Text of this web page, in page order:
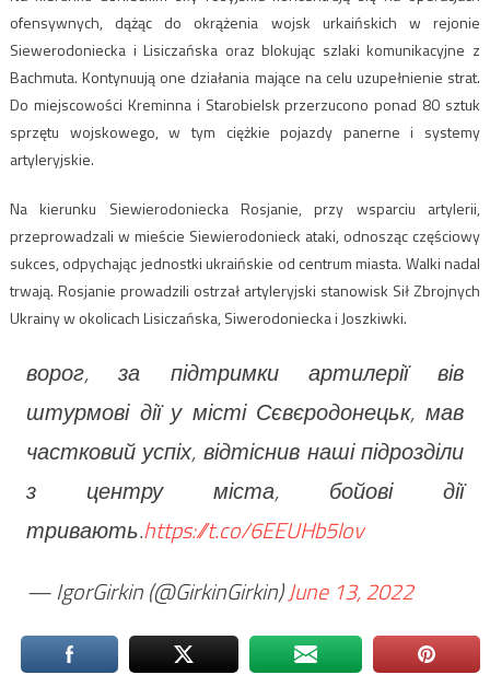
ofensywnych, dążąc do okrążenia wojsk urkaińskich w rejonie
Siewerodoniecka i Lisiczańska oraz blokując szlaki komunikacyjne z
Bachmuta. Kontynuują one działania mające na celu uzupełnienie strat.
Do miejscowości Kreminna i Starobielsk przerzucono ponad 80 sztuk
sprzętu wojskowego, w tym ciężkie pojazdy panerne i systemy
artyleryjskie.
Na kierunku Siewierodoniecka Rosjanie, przy wsparciu artylerii,
przeprowadzali w mieście Siewierodonieck ataki, odnosząc częściowy
sukces, odpychając jednostki ukraińskie od centrum miasta. Walki nadal
trwają. Rosjanie prowadzili ostrzał artyleryjski stanowisk Sił Zbrojnych
Ukrainy w okolicach Lisiczańska, Siwerodoniecka i Joszkiwki.
ворог, за підтримки артилерії вів
штурмові дії у місті Сєвєродонецьк, мав
частковий успіх, відтіснив наші підрозділи
з центру міста, бойові дії
тривають.https://t.co/6EEUHb5lov
— IgorGirkin (@GirkinGirkin)June 13, 2022